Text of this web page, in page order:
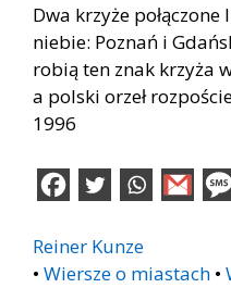
Dwa krzyże
niebie: Poznań i
robią ten znak krzyża
a polski orzeł
1996
Reiner Kunze
• Wiersze o miastach •